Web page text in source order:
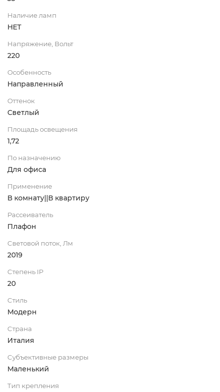
Наличие ламп
НЕТ
Напряжение, Вольт
220
Особенность
Направленный
Оттенок
Светлый
Площадь освещения
1,72
По назначению
Для офиса
Применение
В комнату||В квартиру
Рассеиватель
Плафон
Световой поток, Лм
2019
Степень IP
20
Стиль
Модерн
Страна
Италия
Субъективные размеры
Маленький
Тип крепления